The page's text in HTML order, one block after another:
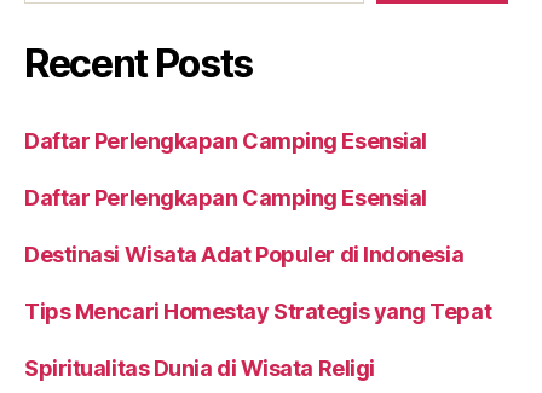
Recent Posts
Daftar Perlengkapan Camping Esensial
Daftar Perlengkapan Camping Esensial
Destinasi Wisata Adat Populer di Indonesia
Tips Mencari Homestay Strategis yang Tepat
Spiritualitas Dunia di Wisata Religi